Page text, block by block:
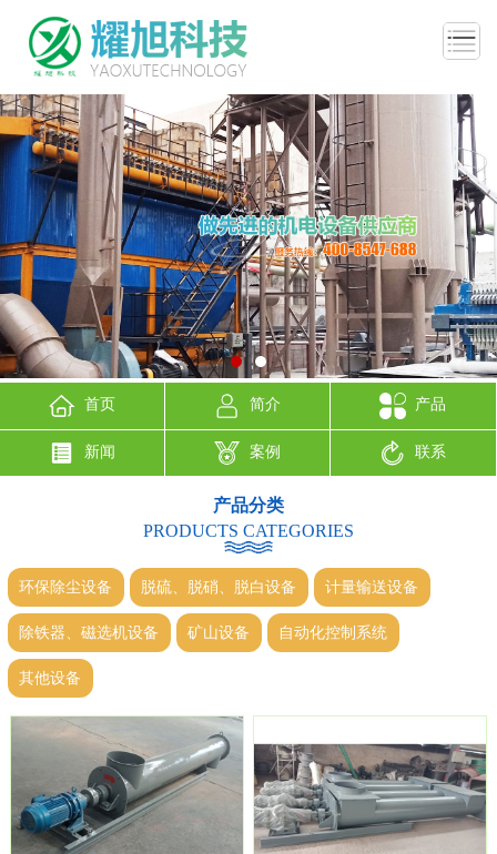
首页 简介 产品
新闻 案例 联系
产品分类
PRODUCTS CATEGORIES
环保除尘设备 脱硫、脱硝、脱白设备 计量输送设备
除铁器、磁选机设备 矿山设备 自动化控制系统
其他设备